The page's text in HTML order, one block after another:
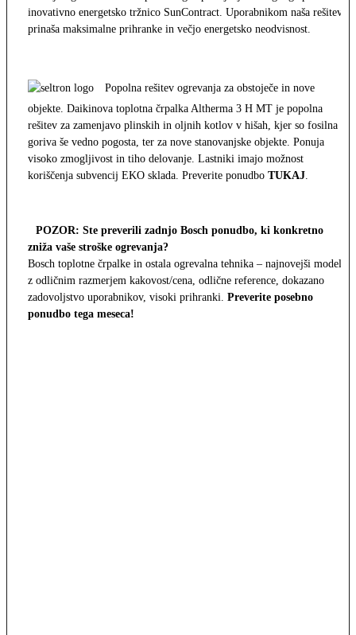
inovativno energetsko tržnico SunContract. Uporabnikom naša rešitev
prinaša maksimalne prihranke in večjo energetsko neodvisnost.
Popolna rešitev ogrevanja za obstoječe in nove
objekte. Daikinova toplotna črpalka Altherma 3 H MT je popolna
rešitev za zamenjavo plinskih in oljnih kotlov v hišah, kjer so fosilna
goriva še vedno pogosta, ter za nove stanovanjske objekte. Ponuja
visoko zmogljivost in tiho delovanje. Lastniki imajo možnost
koriščenja subvencij EKO sklada. Preverite ponudbo TUKAJ.
POZOR: Ste preverili zadnjo Bosch ponudbo, ki konkretno
zniža vaše stroške ogrevanja?
Bosch toplotne črpalke in ostala ogrevalna tehnika – najnovejši modeli
z odličnim razmerjem kakovost/cena, odlične reference, dokazano
zadovoljstvo uporabnikov, visoki prihranki. Preverite posebno
ponudbo tega meseca!